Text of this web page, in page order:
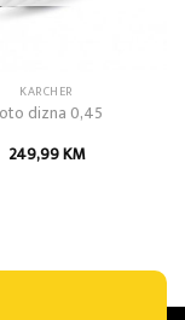
KARCHER
dizna 0,45
249,99KM